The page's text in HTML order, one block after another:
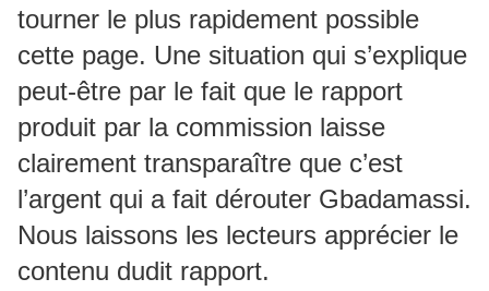
tourner le plus rapidement possible
cette page. Une situation qui s’explique
peut-être par le fait que le rapport
produit par la commission laisse
clairement transparaître que c’est
l’argent qui a fait dérouter Gbadamassi.
Nous laissons les lecteurs apprécier le
contenu dudit rapport.